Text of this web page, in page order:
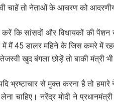
चाहें तो नेताओं के आचरण को
करें कि सांसदों और विधायकों की
मैं 45 डालर महिने के जिस कमरे में
खुद बंगला छोड़ें तो बाकी मंत्री
भ्रष्टाचार से मुक्त करना है तो
चाहिए। नरेंद्र मोदी ने